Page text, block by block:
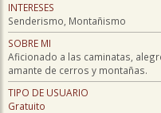
INTERESES
Senderismo, Montañismo
SOBRE MI
Aficionado a las caminatas,
amante de cerros y montañas.
TIPO DE USUARIO
Gratuito